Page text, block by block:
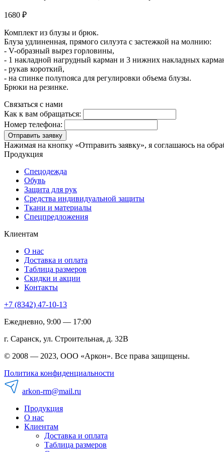
1680 ₽
Комплект из блузы и брюк.
Блуза удлиненная, прямого силуэта с застежкой на молнию:
- V-образный вырез горловины,
- 1 накладной нагрудный карман и 3 нижних накладных
- рукав короткий,
- на спинке полупояса для регулировки объема блузы.
Брюки на резинке.
Связаться с нами
Как к вам обращаться:
Номер телефона:
Отправить заявку
Нажимая на кнопку «Отправить заявку», я соглашаюсь на
Продукция
Спецодежда
Обувь
Защита для рук
Средства индивидуальной защиты
Ткани и материалы
Спецпредложения
Клиентам
О нас
Доставка и оплата
Таблица размеров
Скидки и акции
Контакты
+7 (8342) 47-10-13
Ежедневно, 9:00 — 17:00
г. Саранск, ул. Строительная, д. 32В
© 2008 — 2023, ООО «Аркон». Все права защищены.
Политика конфиденциальности
arkon-rm@mail.ru
Продукция
О нас
Клиентам
Доставка и оплата
Таблица размеров